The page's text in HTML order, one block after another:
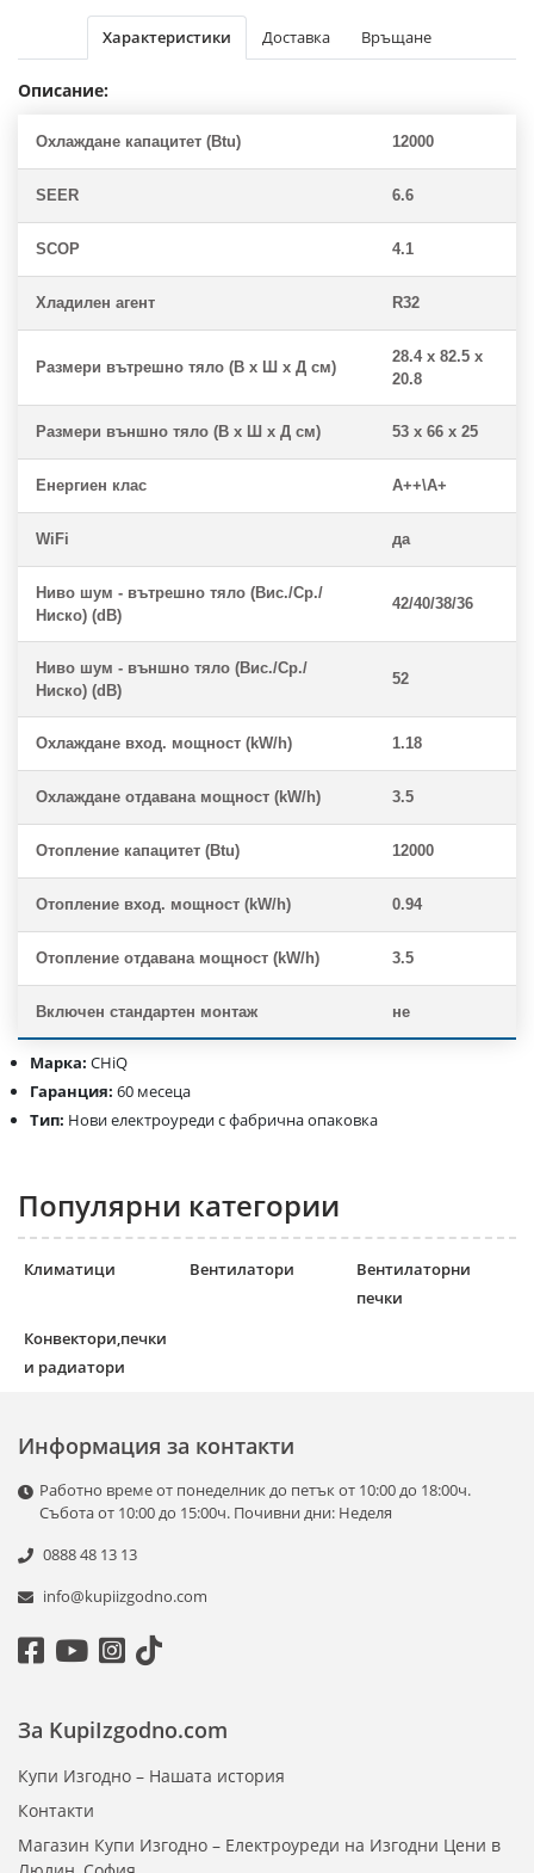
Характеристики Доставка Връщане
Описание:
Охлаждане капацитет (Btu) 12000
SEER 6.6
SCOP 4.1
Хладилен агент R32
Размери вътрешно тяло (В x Ш x Д см)
28.4 x 82.5 x
20.8
Размери външно тяло (В x Ш x Д см) 53 x 66 x 25
Енергиен клас A++\A+
WiFi да
Ниво шум - вътрешно тяло (Вис./Ср./
Ниско) (dB)
42/40/38/36
Ниво шум - външно тяло (Вис./Ср./
Ниско) (dB)
52
Охлаждане вход. мощност (kW/h) 1.18
Охлаждане отдавана мощност (kW/h) 3.5
Отопление капацитет (Btu) 12000
Отопление вход. мощност (kW/h) 0.94
Отопление отдавана мощност (kW/h) 3.5
Включен стандартен монтаж не
Марка: CHiQ
Гаранция: 60 месеца
Тип: Нови електроуреди с фабрична опаковка
Популярни категории
Климатици Вентилатори
Вентилаторни
печки
Конвектори,печки
и радиатори
Информация за контакти
Работно време от понеделник до петък от 10:00 до 18:00ч.
Събота от 10:00 до 15:00ч. Почивни дни: Неделя
0888 48 13 13
info@kupiizgodno.com
За KupiIzgodno.com
Купи Изгодно – Нашата история
Контакти
Магазин Купи Изгодно – Електроуреди на Изгодни Цени в